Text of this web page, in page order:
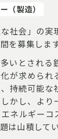
（製造）
社会」の実
を募集しま
いとされる
が求められ
持続可能な
かし、より
ネルギーコ
は山積してい